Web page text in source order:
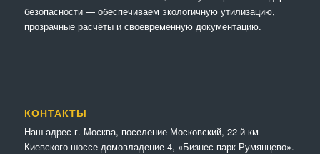
безопасности — обеспечиваем экологичную утилизацию,
прозрачные расчёты и своевременную документацию.
КОНТАКТЫ
Наш адрес г. Москва, поселение Московский, 22-й км
Киевского шоссе домовладение 4, «Бизнес-парк Румянцево».